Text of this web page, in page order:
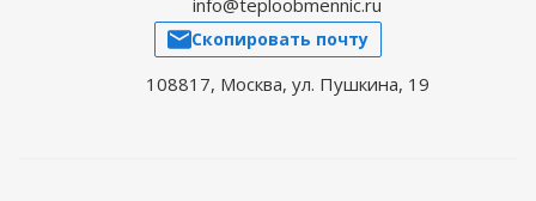
Скопировать почту
108817, Москва, ул. Пушкина, 19